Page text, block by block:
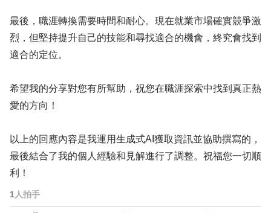
最後，職涯轉換需要時間和耐心。現在就業市場確實競爭激
烈，但堅持提升自己的技能和尋找適合的機會，終究會找到
適合的定位。
希望我的分享對您有所幫助，祝您在職涯探索中找到真正熱
愛的方向！
以上的回應內容是我運用生成式AI獲取資訊並協助撰寫的，
最後結合了我的個人經驗和見解進行了調整。祝福您一切順
利！
1 人拍手